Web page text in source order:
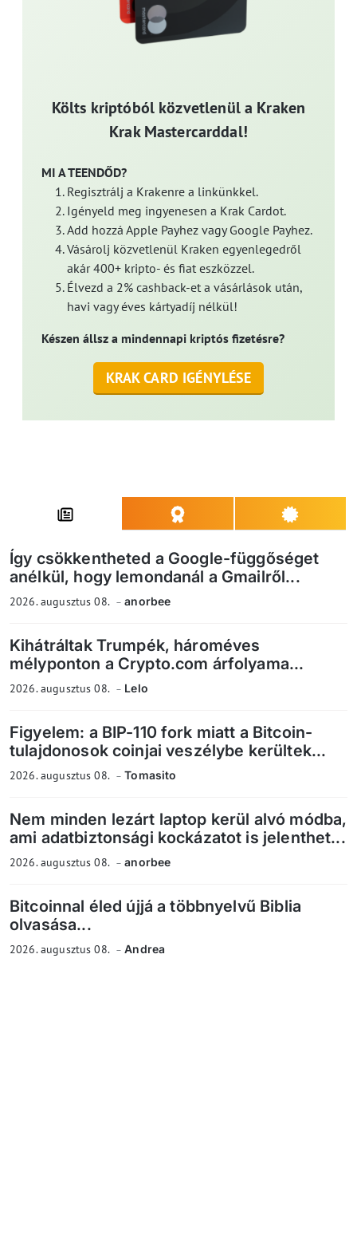
Költs kriptóból közvetlenül a Kraken
Krak Mastercarddal!
MI A TEENDŐD?
Regisztrálj a Krakenre a linkünkkel.
Igényeld meg ingyenesen a Krak Cardot.
Add hozzá Apple Payhez vagy Google Payhez.
Vásárolj közvetlenül Kraken egyenlegedről
akár 400+ kripto- és fiat eszközzel.
Élvezd a 2% cashback-et a vásárlások után,
havi vagy éves kártyadíj nélkül!
Készen állsz a mindennapi kriptós fizetésre?
KRAK CARD IGÉNYLÉSE
Így csökkentheted a Google-függőséget
anélkül, hogy lemondanál a Gmailről...
2026. augusztus 08. anorbee
Kihátráltak Trumpék, hároméves
mélyponton a Crypto.com árfolyama...
2026. augusztus 08. Lelo
Figyelem: a BIP-110 fork miatt a Bitcoin-
tulajdonosok coinjai veszélybe kerültek...
2026. augusztus 08. Tomasito
Nem minden lezárt laptop kerül alvó módba,
ami adatbiztonsági kockázatot is jelenthet...
2026. augusztus 08. anorbee
Bitcoinnal éled újjá a többnyelvű Biblia
olvasása...
2026. augusztus 08. Andrea